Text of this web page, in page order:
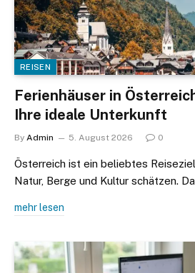
REISEN
Ferienhäuser in
Ihre ideale Unterkunft
By Admin 5. August 2026 0
Österreich ist ein beliebtes
Natur, Berge und Kultur schätzen.
mehr lesen